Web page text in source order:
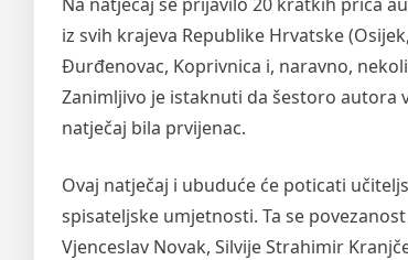
iz svih krajeva Republike Hrvatske
Đurđenovac, Koprivnica i, naravno,
Zanimljivo je istaknuti da šestoro autora
natječaj bila prvijenac.
Ovaj natječaj i ubuduće će poticati
spisateljske umjetnosti. Ta se
Vjenceslav Novak, Silvije Strahimir